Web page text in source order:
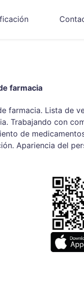
farmacia
farmacia. Lista de
Trabajando con
de
Apariencia del